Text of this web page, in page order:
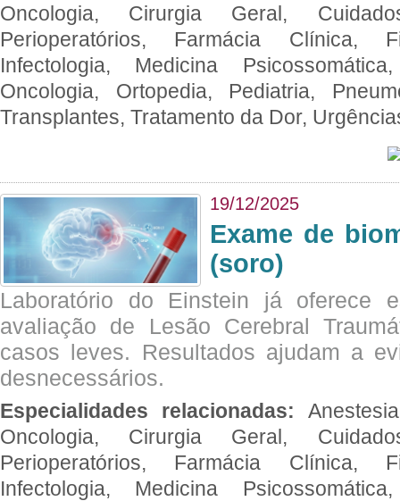
Oncologia, Cirurgia Geral,
Perioperatórios, Farmácia Clínica,
Infectologia, Medicina
Oncologia, Ortopedia, Pediatria,
Transplantes, Tratamento da Dor,
19/12/2025
Exame de
(soro)
Laboratório do Einstein já oferece
avaliação de Lesão Cerebral
casos leves. Resultados ajudam a
desnecessários.
Especialidades relacionadas:
Oncologia, Cirurgia Geral,
Perioperatórios, Farmácia Clínica,
Infectologia, Medicina